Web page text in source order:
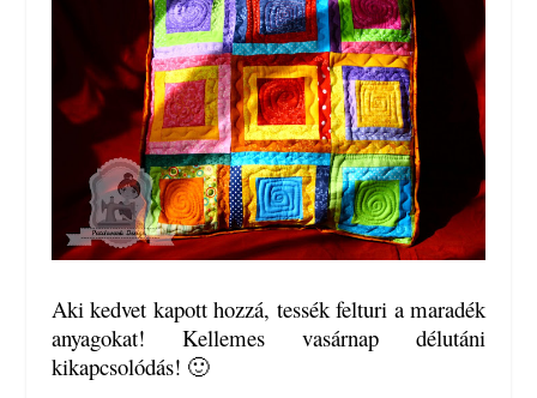
Aki kedvet kapott hozzá, tessék felturi a maradék
anyagokat! Kellemes vasárnap délutáni
kikapcsolódás! 🙂